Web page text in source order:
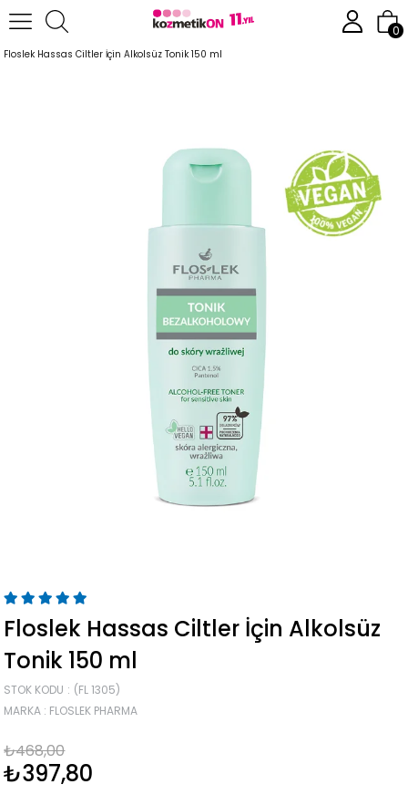
0
Anasayfa Cilt Bakım Ürünleri Hassas Cilt Serisi
Floslek Hassas Ciltler İçin Alkolsüz Tonik 150 ml
Floslek Hassas Ciltler İçin Alkolsüz
Tonik 150 ml
STOK KODU
(FL 1305)
MARKA : FLOSLEK PHARMA
₺468,00
₺397,80